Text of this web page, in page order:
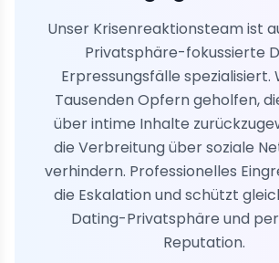
Unser Krisenreaktionsteam ist
Privatsphäre-fokussierte
Erpressungsfälle spezialisiert.
Tausenden Opfern geholfen,
über intime Inhalte
die Verbreitung über soziale
verhindern. Professionelles
die Eskalation und schützt
Dating-Privatsphäre und
Reputation.